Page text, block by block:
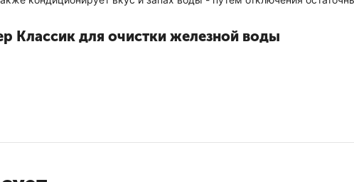
Классик для очистки железной воды